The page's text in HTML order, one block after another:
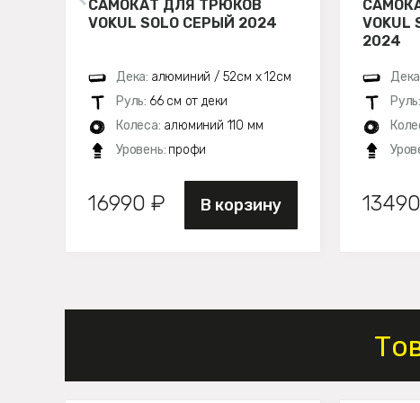
САМОКАТ ДЛЯ ТРЮКОВ
VOKUL SOLO СЕРЫЙ 2024
Дека: алюминий / 52см х 12см
Руль: 66 см от деки
Колеса: алюминий 110 мм
Уровень: профи
16990 ₽ В корзину
2024
Руль: